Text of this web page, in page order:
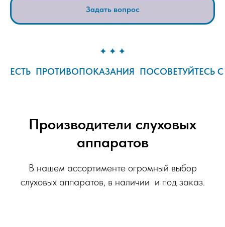
Задать вопрос
ЕСТЬ ПРОТИВОПОКАЗАНИЯ ПОСОВЕТУЙТЕСЬ
Производители слуховых
аппаратов
В нашем ассортименте огромный выбор
слуховых аппаратов, в наличии и под заказ.